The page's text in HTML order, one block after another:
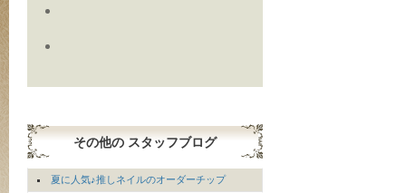
その他の スタッフブログ
夏に人気♪推しネイルのオーダーチップ